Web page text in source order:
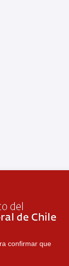
confirmar que